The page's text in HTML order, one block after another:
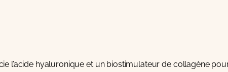
l’acide hyaluronique et un biostimulateur de collagène